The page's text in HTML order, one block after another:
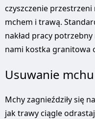
czyszczenie
mchem i trawą.
nakład pracy potrzebny
nami kostka granitowa
Usuwanie
Mchy zagnieździły się
jak trawy ciągle